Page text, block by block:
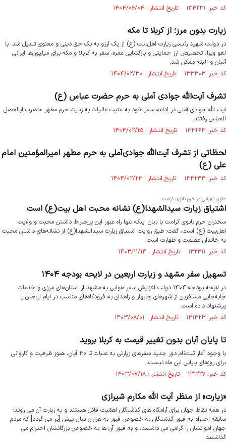
کد خبر: ۱۳۴۲۳۱ تاریخ انتشار : ۱۴۰۴/۰۶/۰۴
زیارت بدون مرز؛ از کربلا تا مکه
در دولت شهید رئیسی زیارت اهل‌بیت (ع) از یک آرزو به یک حق دینی و معنوی تبدیل شد. با
لغو ویزا، تخصیص ارز حمایتی و بازگشایی عمره، سفر به کربلا و مکه برای میلیون‌ها ایرانی
آسان و البته ممکن شد.
کد خبر: ۱۳۳۳۰۳ تاریخ انتشار : ۱۴۰۴/۰۲/۳۰
تشرف آیت‌الله جوادی آملی به حرم حضرت عباس (ع)
آیت الله جوادی آملی در ادامه سفر خود به عتبت عالیات به زیارت حرم مطهر حضرت ابالفضل
العباس رفتند.
کد خبر: ۱۳۳۲۶۳ تاریخ انتشار : ۱۴۰۴/۰۲/۲۵
لحظاتی از تشرف آیت‌الله جوادی‌آملی به حرم مطهر امیرالمؤمنین امام
علی (ع)
کد خبر: ۱۳۳۲۴۴ تاریخ انتشار : ۱۴۰۴/۰۲/۲۳
علوی تهرانی در حرم بانوی کرامت:
اشتیاق زیارت سیدالشهدا(ع) نشانه محبت اهل بیت(ع) است
سخنران حرم بانوی کرامت با بیان اینکه تنها راه عبور این پل‌صراط داشتن محبت و ولایت
اهل‌بیت (ع) است، گفت: طبق روایت اشتیاق زیارت سیدالشهدا(ع) از نشانه‌های داشتن محبت
به خاندان عصمت و طهارت است.
کد خبر: ۱۳۲۳۱۱ تاریخ انتشار : ۱۴۰۳/۱۱/۱۴
تسهیل سفر مشهد و زیارت اربعین در لایحه بودجه ۱۴۰۴
در لایحه بودجه ۱۴۰۴ دولت افزایش سفر هوایی به مشهد از استان‌های مرزی و خدمات
جابه‌جایی مسافرین از شهرهای چابهار و زاهدان به فرودگاه‌های مناسب در ایام اربعین را
پیشنهاد داده است.
کد خبر: ۱۳۱۳۲۳ تاریخ انتشار : ۱۴۰۳/۰۸/۰۱
تا پایان آبان بدون تغییر قیمت به کربلا بروید
با وجود آغاز ثبت‌نام دور جدید سفرهای زیارتی به عتبات تا ۳۰ آبان، هنوز ظرفیت و کاروانی
برای روزهای پایانی این ماه نیست.
کد خبر: ۱۳۱۲۲۷ تاریخ انتشار : ۱۴۰۳/۰۷/۱۸
«زیارت» از منظر آیت الله مکارم شیرازی
در همه نقاط جهان برای آرامگاه ‏های گذشتگان اهمّیت قائل هستند و به زیارت آن می ‏روند؛
سابقه احترام به قبور گذشتگان به خصوص قبور به هزاران سال پیش [بر می گردد] که مردم
جهان امواتشان را گرامی می ‏داشتند، و به قبور آن ها به خصوص بزرگانشان احترام می
‏گذاشتند.